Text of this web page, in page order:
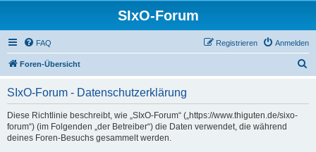
SIxO-Forum
FAQ Anmelden
Registrieren
Foren-Übersicht
SIxO-Forum - Datenschutzerklärung
Diese Richtlinie beschreibt, wie „SIxO-Forum“ („https://www.thiguten.de/sixo-
forum“) (im Folgenden „der Betreiber“) die Daten verwendet, die während
deines Foren-Besuchs gesammelt werden.